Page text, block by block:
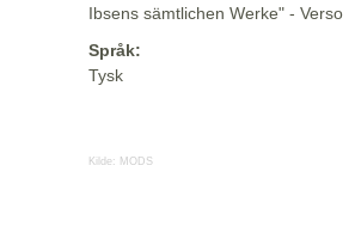
Ibsens sämtlichen Werke" - Verso
Språk:
Tysk
Kilde: MODS